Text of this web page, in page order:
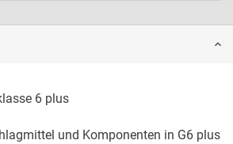
6 plus
und Komponenten in G6 plus